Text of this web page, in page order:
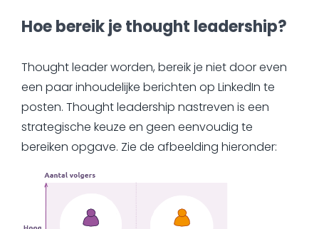
Hoe bereik je thought leadership?
Thought leader worden, bereik je niet door even
een paar inhoudelijke berichten op LinkedIn te
posten. Thought leadership nastreven is een
strategische keuze en geen eenvoudig te
bereiken opgave. Zie de afbeelding hieronder: